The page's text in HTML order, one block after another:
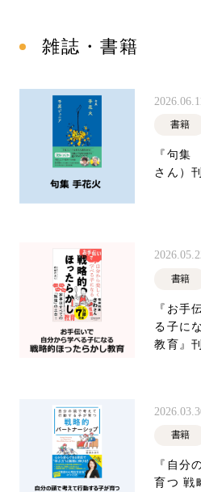
雑誌・書籍
書籍
『句集
さん）
書籍
『お手
る子に
教育』
書籍
『自分
育つ 戦